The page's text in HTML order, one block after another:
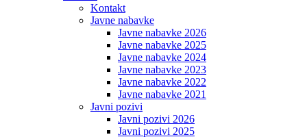
Kontakt
Javne nabavke
Javne nabavke 2026
Javne nabavke 2025
Javne nabavke 2024
Javne nabavke 2023
Javne nabavke 2022
Javne nabavke 2021
Javni pozivi
Javni pozivi 2026
Javni pozivi 2025